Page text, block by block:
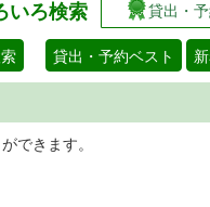
いろ検索 貸出・
貸出・予約ベスト
索することがで